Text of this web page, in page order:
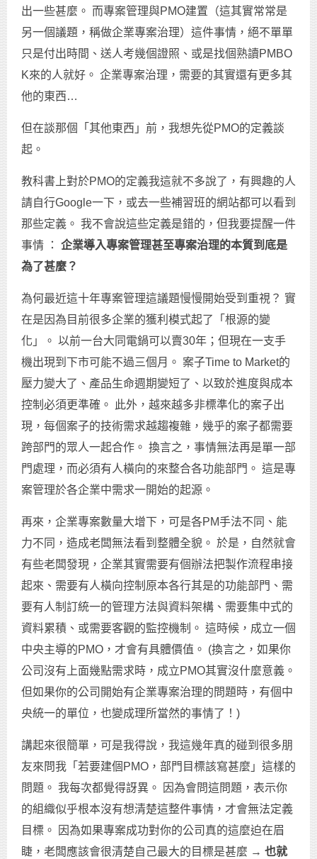
出一些甚麼。 而專案管理與PMO建置（這其實常常是
另一個議題，稱做企業專案治理）這件事情，絕不單單
只是付出時間、送人考幾個證照、或是找個熟讀PMBO
K來的人就好。 企業專案治理，需要的其實還有更多其
他的東西…
但在談那個「其他東西」前，我想先從PMO的定義談
起。
教科書上對於PMO的定義我這就不多說了，有興趣的人
請自行Google一下，或去一些補習班的網站都可以看到
那些定義。 我不會說這些定義是錯的，但我要提醒一件
事情 ： 企業導入專案管理甚至專案治理的本質到底是
為了甚麼？
為何最近這十年專案管理這議題慢慢開始受到重視？ 實
在是因為目前很多企業的獲利模式起了「根源的變
化」。 以前一台大同電鍋可以賣30年；但現在一支手
機出現到下市可能不過三個月。 案子Time to Market的
壓力變大了、產品生命週期變短了、以致於進度與成本
控制必須更準確。 此外，越來越多非標準化的案子出
現，每個案子的技術需求越趨複雜，幾乎的案子都需要
跨部門的眾人一起合作。 換言之，事情無法再是單一部
門處理，而必須有人橫向的來整合各功能部門。 這是專
案管理於各企業中需求一開始的起源。
再來，企業專案數量大增下，可是各PM手法不同、能
力不同，造成老闆無法看到整體全貌。 於是，自然就會
有些老闆發現，企業其實需要有個辦法把製作流程串接
起來、需要有人橫向控制原本各行其是的功能部門、需
要有人制訂統一的管理方法與資料架構、需要集中式的
資料累積、或需要客觀的監控機制。 這時候，成立一個
中央主導的PMO，才會有具體價值。 (換言之，如果你
公司沒有上面幾點需求時，成立PMO其實沒什麼意義。
但如果你的公司開始有企業專案治理的問題時，有個中
央統一的單位，也變成理所當然的事情了！)
講起來很簡單，可是我得說，我這幾年真的碰到很多朋
友來問我「若要建個PMO，部門目標該寫甚麼」這樣的
問題。 我每次都覺得訝異。 因為會問這問題，表示你
的組織似乎根本沒有想清楚這整件事情，才會無法定義
目標。 因為如果專案成功對你的公司真的這麼迫在眉
睫，老闆應該會很清楚自己最大的目標是甚麼 → 也就